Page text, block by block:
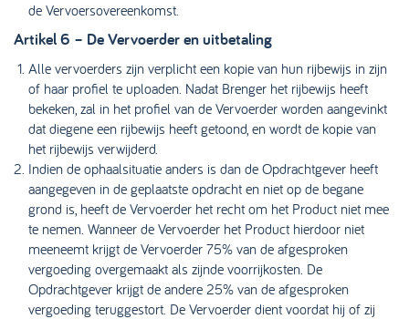
de Vervoersovereenkomst.
Artikel 6 – De Vervoerder en uitbetaling
Alle vervoerders zijn verplicht een kopie van hun rijbewijs in zijn
of haar profiel te uploaden. Nadat Brenger het rijbewijs heeft
bekeken, zal in het profiel van de Vervoerder worden aangevinkt
dat diegene een rijbewijs heeft getoond, en wordt de kopie van
het rijbewijs verwijderd.
Indien de ophaalsituatie anders is dan de Opdrachtgever heeft
aangegeven in de geplaatste opdracht en niet op de begane
grond is, heeft de Vervoerder het recht om het Product niet mee
te nemen. Wanneer de Vervoerder het Product hierdoor niet
meeneemt krijgt de Vervoerder 75% van de afgesproken
vergoeding overgemaakt als zijnde voorrijkosten. De
Opdrachtgever krijgt de andere 25% van de afgesproken
vergoeding teruggestort. De Vervoerder dient voordat hij of zij